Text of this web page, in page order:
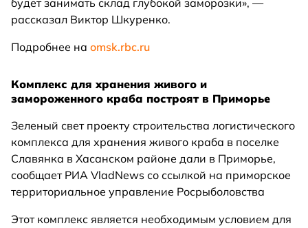
будет занимать склад глубокой заморозки», —
рассказал Виктор Шкуренко.
Подробнее на omsk.rbc.ru
Комплекс для хранения живого и
замороженного краба построят в Приморье
Зеленый свет проекту строительства логистического
комплекса для хранения живого краба в поселке
Славянка в Хасанском районе дали в Приморье,
сообщает РИА VladNews со ссылкой на приморское
территориальное управление Росрыболовства
Этот комплекс является необходимым условием для